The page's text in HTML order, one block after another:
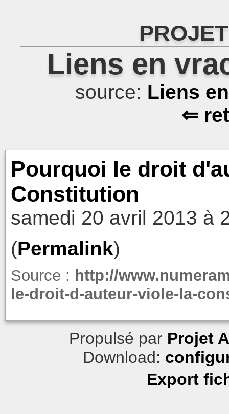
Liens en
source: Liens
⇐
Pourquoi le droit
Constitution
samedi 20 avril 2013 à
(Permalink)
Source : http://
le-droit-d-auteur-viole-la-
Propulsé par Projet
Download:
Export